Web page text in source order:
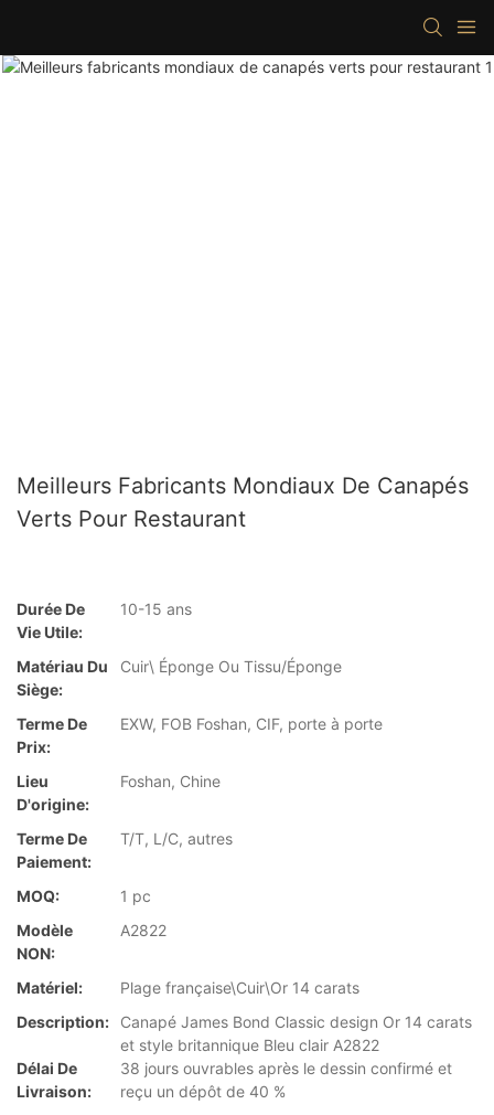
Meilleurs Fabricants Mondiaux De Canapés
Verts Pour Restaurant
Durée De
Vie Utile:
10-15 ans
Matériau Du
Siège:
Cuir\ Éponge Ou Tissu/Éponge
Terme De
Prix:
EXW, FOB Foshan, CIF, porte à porte
Lieu
D'origine:
Foshan, Chine
Terme De
Paiement:
T/T, L/C, autres
MOQ:
1 pc
Modèle
NON:
A2822
Matériel:
Plage française\Cuir\Or 14 carats
Description:
Canapé James Bond Classic design Or 14 carats
et style britannique Bleu clair A2822
Délai De
Livraison:
38 jours ouvrables après le dessin confirmé et
reçu un dépôt de 40 %